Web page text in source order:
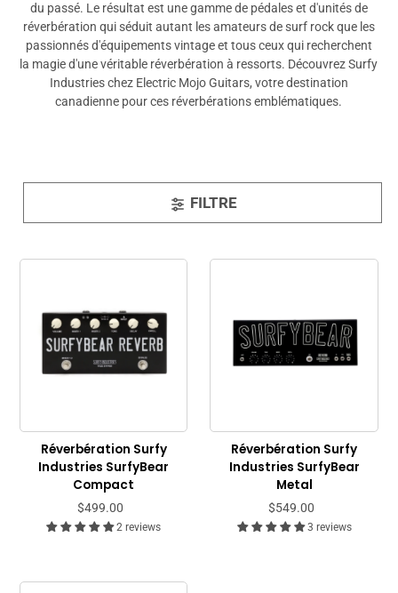
du passé. Le résultat est une gamme de pédales et d'unités de
réverbération qui séduit autant les amateurs de surf rock que les
passionnés d'équipements vintage et tous ceux qui recherchent
la magie d'une véritable réverbération à ressorts. Découvrez Surfy
Industries chez Electric Mojo Guitars, votre destination
canadienne pour ces réverbérations emblématiques.
FILTRE
Réverbération Surfy
Industries SurfyBear
Compact
$499.00
2 reviews
Réverbération Surfy
Industries SurfyBear
Metal
$549.00
3 reviews